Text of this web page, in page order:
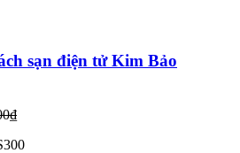
sạn điện tử Kim Bảo